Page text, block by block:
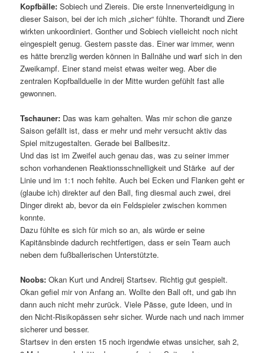
Kopfbälle: Sobiech und Ziereis. Die erste Innenverteidigung in
dieser Saison, bei der ich mich „sicher“ fühlte. Thorandt und Ziere
wirkten unkoordiniert. Gonther und Sobiech vielleicht noch nicht
eingespielt genug. Gestern passte das. Einer war immer, wenn
es hätte brenzlig werden können in Ballnähe und warf sich in den
Zweikampf. Einer stand meist etwas weiter weg. Aber die
zentralen Kopfballduelle in der Mitte wurden gefühlt fast alle
gewonnen.
Tschauner: Das was kam gehalten. Was mir schon die ganze
Saison gefällt ist, dass er mehr und mehr versucht aktiv das
Spiel mitzugestalten. Gerade bei Ballbesitz.
Und das ist im Zweifel auch genau das, was zu seiner immer
schon vorhandenen Reaktionsschnelligkeit und Stärke auf der
Linie und im 1:1 noch fehlte. Auch bei Ecken und Flanken geht er
(glaube ich) direkter auf den Ball, fing diesmal auch zwei, drei
Dinger direkt ab, bevor da ein Feldspieler zwischen kommen
konnte.
Dazu fühlte es sich für mich so an, als würde er seine
Kapitänsbinde dadurch rechtfertigen, dass er sein Team auch
neben dem fußballerischen Unterstützte.
Noobs: Okan Kurt und Andreij Startsev. Richtig gut gespielt.
Okan gefiel mir von Anfang an. Wollte den Ball oft, und gab ihn
dann auch nicht mehr zurück. Viele Pässe, gute Ideen, und in
den Nicht-Risikopässen sehr sicher. Wurde nach und nach immer
sicherer und besser.
Startsev in den ersten 15 noch irgendwie etwas unsicher, sah 2,